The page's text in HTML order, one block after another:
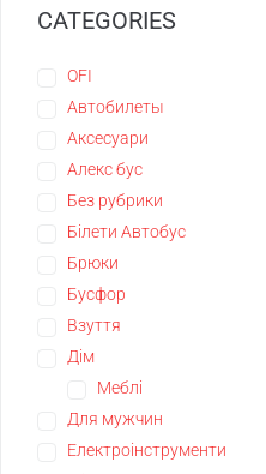
CATEGORIES
OFI
Автобилеты
Аксесуари
Алекс бус
Без рубрики
Білети Автобус
Брюки
Бусфор
Взуття
Дім
Меблі
Для мужчин
Електроінструменти